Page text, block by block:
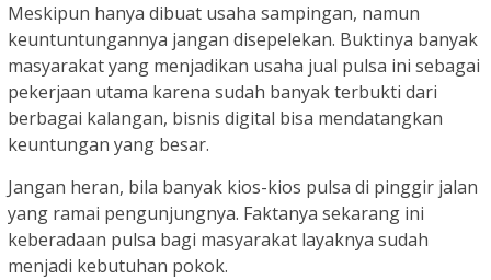
Meskipun hanya dibuat usaha sampingan, namun
keuntuntungannya jangan disepelekan. Buktinya banyak
masyarakat yang menjadikan usaha jual pulsa ini sebagai
pekerjaan utama karena sudah banyak terbukti dari
berbagai kalangan, bisnis digital bisa mendatangkan
keuntungan yang besar.
Jangan heran, bila banyak kios-kios pulsa di pinggir jalan
yang ramai pengunjungnya. Faktanya sekarang ini
keberadaan pulsa bagi masyarakat layaknya sudah
menjadi kebutuhan pokok.